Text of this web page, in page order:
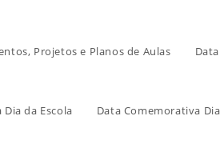
Projetos e Planos de Aulas
da Escola Data Comemorativa